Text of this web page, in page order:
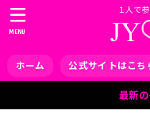
１人で
ホーム 公式サイトはこち
MENU
最新